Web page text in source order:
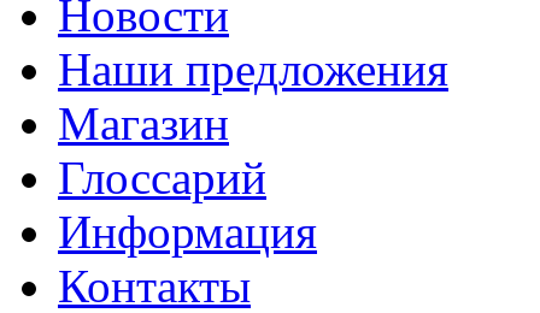
Новости
Наши предложения
Магазин
Глоссарий
Информация
Контакты